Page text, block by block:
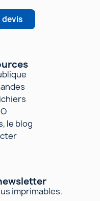
devis
le blog
imprimables.